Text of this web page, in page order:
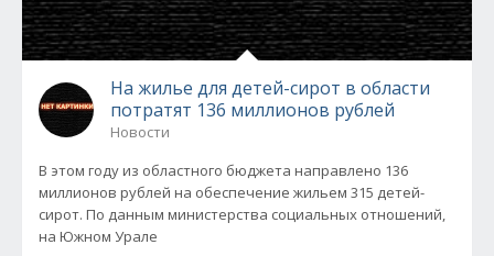
На жилье для детей-сирот в области
потратят 136 миллионов рублей
Новости
В этом году из областного бюджета направлено 136
миллионов рублей на обеспечение жильем 315 детей-
сирот. По данным министерства социальных отношений,
на Южном Урале